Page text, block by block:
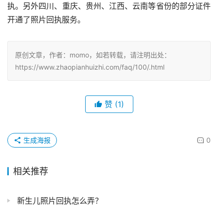
执。另外四川、重庆、贵州、江西、云南等省份的部分证件
开通了照片回执服务。
原创文章，作者：momo，如若转载，请注明出处：
https://www.zhaopianhuizhi.com/faq/100/.html
赞 (1)
0
生成海报
相关推荐
新生儿照片回执怎么弄？